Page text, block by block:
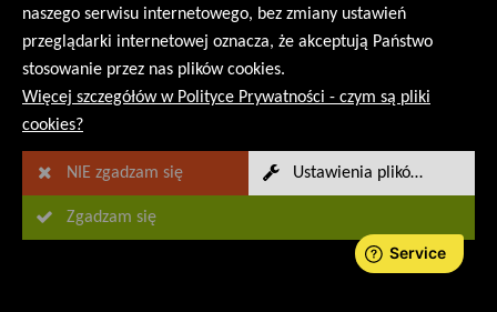
© RMG Messtechnik GmbH - 2026
Sitemap
Informacja prawna
Ochrona danych osobowych
naszego serwisu internetowego, bez zmiany ustawień
przeglądarki internetowej oznacza, że akceptują Państwo
stosowanie przez nas plików cookies.
Więcej szczegółów w Polityce Prywatności - czym są pliki
cookies?
NIE zgadzam się Ustawienia plików Cookies
Zgadzam się